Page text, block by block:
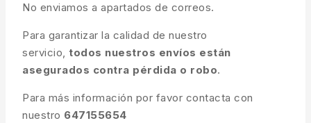
No enviamos a apartados de correos.
Para garantizar la calidad de nuestro
servicio, todos nuestros envíos están
asegurados contra pérdida o robo.
Para más información por favor contacta con
nuestro 647155654